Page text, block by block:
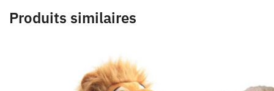
Produits similaires